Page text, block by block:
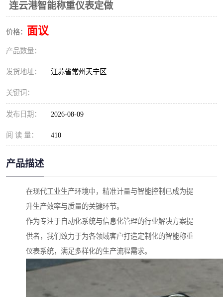
连云港智能称重仪表定做
价格： 面议
产品数量：
发货地址： 江苏省常州天宁区
关键词：
发布日期： 2026-08-09
阅 读 量： 410
产品描述
在现代工业生产环境中，精准计量与智能控制已成为提
升生产效率与质量的关键环节。
作为专注于自动化系统与信息化管理的行业解决方案提
供者，我们致力于为各领域客户打造定制化的智能称重
仪表系统，满足多样化的生产流程需求。